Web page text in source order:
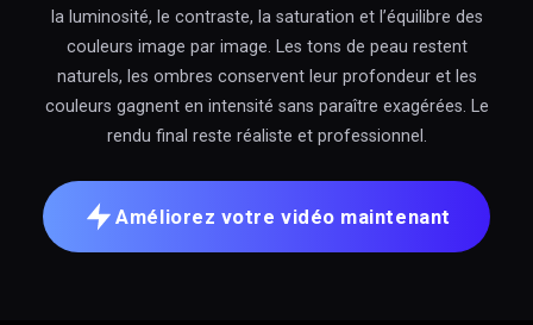
la luminosité, le contraste, la saturation et l’équilibre des
couleurs image par image. Les tons de peau restent
naturels, les ombres conservent leur profondeur et les
couleurs gagnent en intensité sans paraître exagérées. Le
rendu final reste réaliste et professionnel.
Améliorez votre vidéo maintenant